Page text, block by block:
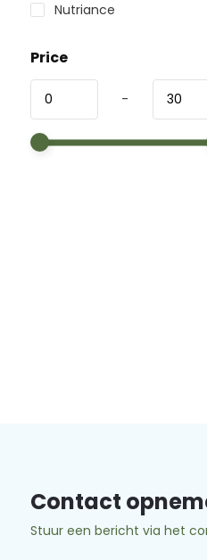
Nutriance
Price
-
Contact
Stuur een bericht via het